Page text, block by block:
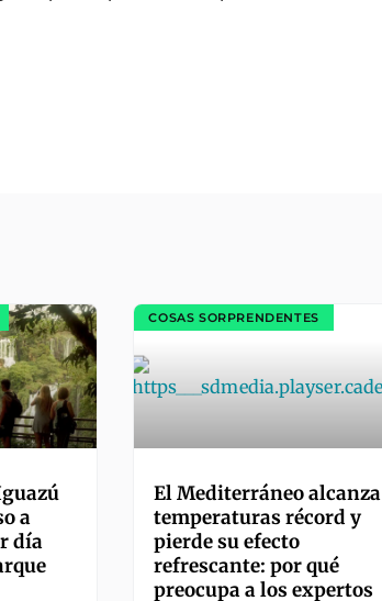
a
día
COSAS SORPRENDENTES
El Mediterráneo alcanza
temperaturas récord y
pierde su efecto
refrescante: por qué
preocupa a los expertos